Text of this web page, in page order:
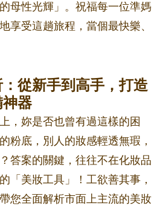
母性光輝」。祝福每一位準媽
享受這趟旅程，當個最快樂、
從新手到高手，打造
器
，妳是否也曾有過這樣的困
粉底，別人的妝感輕透無瑕，
答案的關鍵，往往不在化妝品
「美妝工具」！工欲善其事，
您全面解析市面上主流的美妝